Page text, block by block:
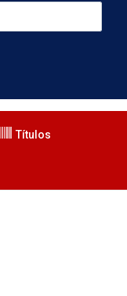
Títulos